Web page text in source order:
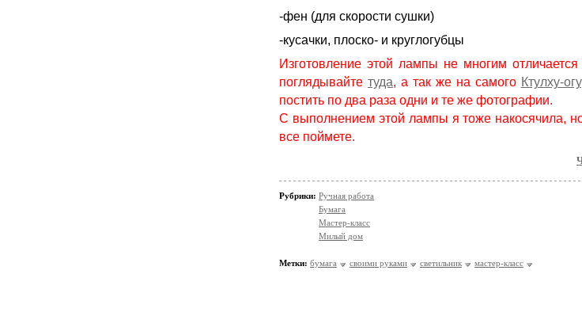
-фен (для скорости сушки)
-кусачки, плоско- и круглогубцы
Изготовление этой лампы не многим
поглядывайте туда, а так же на самого Ктулху-
постить по два раза одни и те же фотографии.
С выполнением этой лампы я тоже накосячила,
все поймете.
Рубрики: Ручная работа
Бумага
Мастер-класс
Милый дом
Метки: бумага своими руками светильник мастер-класс